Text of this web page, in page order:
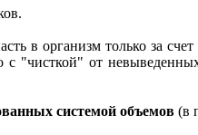
в организм только за
от
системой объемов (в